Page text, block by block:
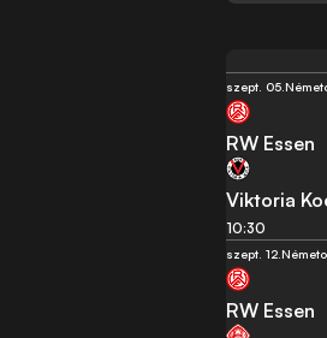
szept. 05.
RW Essen
Viktoria
10:30
szept. 12.
RW Essen